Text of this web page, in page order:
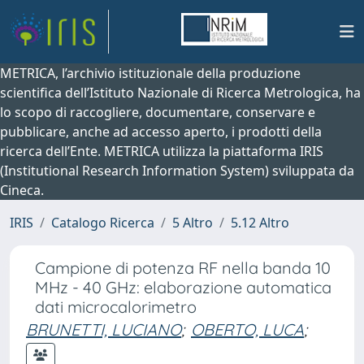
METRICA, l’archivio istituzionale della produzione
scientifica dell’Istituto Nazionale di Ricerca Metrologica, ha
lo scopo di raccogliere, documentare, conservare e
pubblicare, anche ad accesso aperto, i prodotti della
ricerca dell’Ente. METRICA utilizza la piattaforma IRIS
(Institutional Research Information System) sviluppata da
Cineca.
IRIS
Catalogo Ricerca 5 Altro 5.12 Altro
Campione di potenza RF nella banda 10
MHz - 40 GHz: elaborazione automatica
dati microcalorimetro
BRUNETTI, LUCIANO; OBERTO, LUCA;